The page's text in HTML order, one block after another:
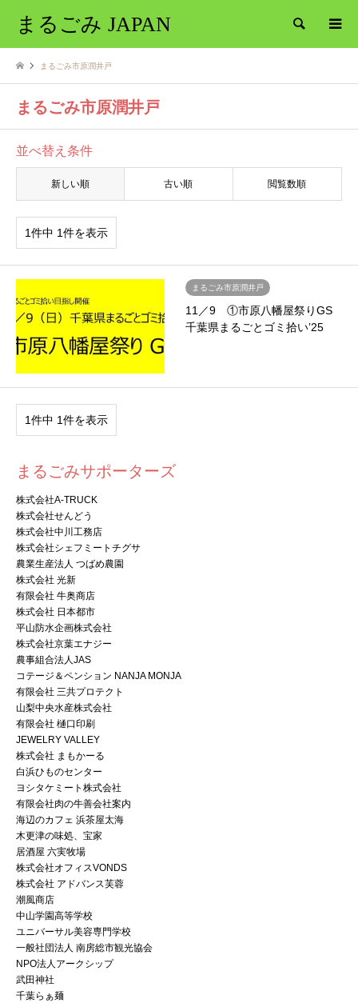
まるごみ JAPAN 検索
まるごみ市原潤井戸
まるごみ市原潤井戸
並べ替え条件
新しい順 古い順 閲覧数順
1件中 1件を表示
まるごみ市原潤井戸
11／9 ①市原八幡屋祭りGS
千葉県まるごとゴミ拾い’25
1件中 1件を表示
まるごみサポーターズ
株式会社A-TRUCK
株式会社せんどう
株式会社中川工務店
株式会社シェフミートチグサ
農業生産法人 つばめ農園
株式会社 光新
有限会社 牛奥商店
株式会社 日本都市
平山防水企画株式会社
株式会社京葉エナジー
農事組合法人JAS
コテージ＆ペンション NANJA MONJA
有限会社 三共プロテクト
山梨中央水産株式会社
有限会社 樋口印刷
JEWELRY VALLEY
株式会社 まもかーる
白浜ひものセンター
ヨシタケミート株式会社
有限会社肉の牛善会社案内
海辺のカフェ 浜茶屋太海
木更津の味処、宝家
居酒屋 六実牧場
株式会社オフィスVONDS
株式会社 アドバンス芙蓉
潮風商店
中山学園高等学校
ユニバーサル美容専門学校
一般社団法人 南房総市観光協会
NPO法人アークシップ
武田神社
千葉らぁ麺